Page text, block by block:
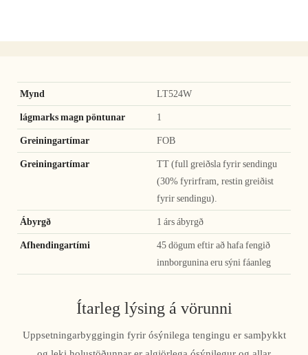
Mynd LT524W
lágmarks magn pöntunar 1
Greiningartímar FOB
Greiningartímar
TT (full greiðsla fyrir sendingu
(30% fyrirfram, restin greiðist
fyrir sendingu).
Ábyrgð 1 árs ábyrgð
Afhendingartími
45 dögum eftir að hafa fengið
innborgunina eru sýni fáanleg
Ítarleg lýsing á vörunni
Uppsetningarbyggingin fyrir ósýnilega tengingu er samþykkt